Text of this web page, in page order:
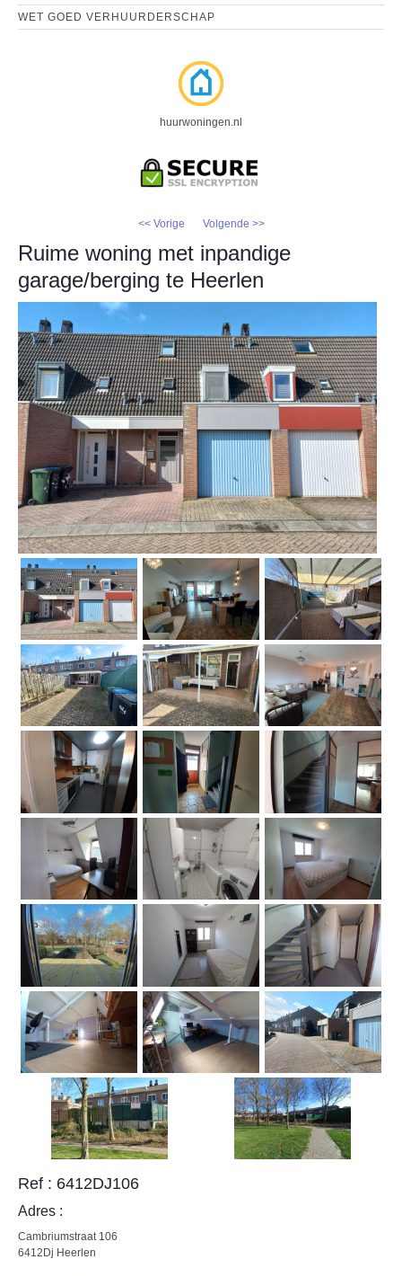
WET GOED VERHUURDERSCHAP
huurwoningen.nl
<< Vorige Volgende >>
Ruime woning met inpandige
garage/berging te Heerlen
Ref : 6412DJ106
Adres :
Cambriumstraat 106
6412Dj Heerlen